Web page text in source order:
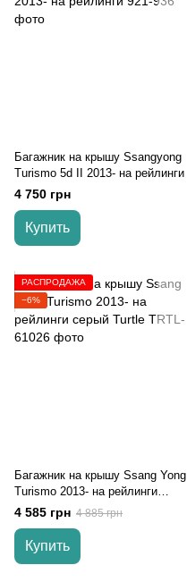
Багажник на крышу Ssangyong
Turismo 5d II 2013- на рейлинги
4 750 грн
Купить
РАСПРОДАЖА
−6%
Багажник на крышу Ssang Yong
Turismo 2013- на рейлинги
серый Turtle
4 585 грн 4 885 грн
Купить